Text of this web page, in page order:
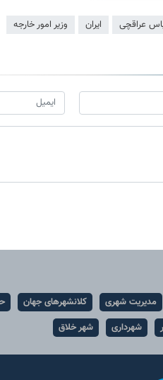
عراقچی ایران وزیر امور خارجه
مدیریت شهری کلانشهرهای جهان
شهرداری شهر خلاق